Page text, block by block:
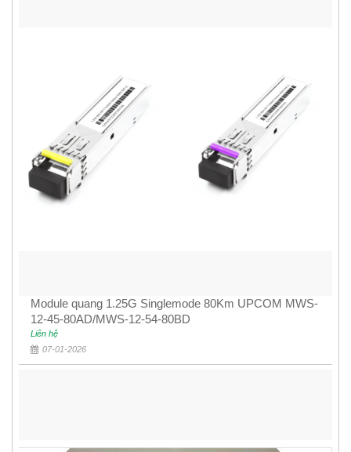
Module quang 1.25G Singlemode 80Km UPCOM MWS-
12-45-80AD/MWS-12-54-80BD
Liên hệ
07-01-2026